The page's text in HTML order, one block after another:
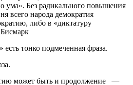
ума». Без радикального повышения
всего народа демократия
либо в «диктатуру
тонко подмеченная фраза.
может быть и продолжение —